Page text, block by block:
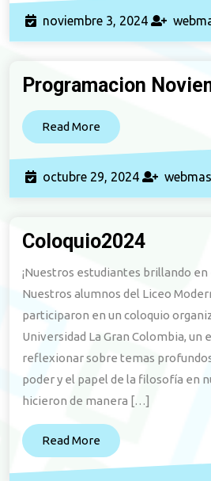
noviembre 3, 2024noviembre
3,
Programacion
Read MoreRead
More
octubre 29, 2024octubre
29,
Coloquio2024
¡Nuestros estudiantes brillando en
Nuestros alumnos del Liceo
participaron en un coloquio
Universidad La Gran Colombia, un
reflexionar sobre temas
poder y el papel de la filosofía en
hicieron de manera […]
Read MoreRead
More